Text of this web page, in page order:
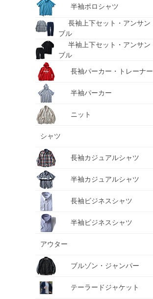
半袖ポロシャツ
長袖上下セット・アンサン
ブル
半袖上下セット・アンサン
ブル
長袖パーカー・トレーナー
半袖パーカー
ニット
シャツ
長袖カジュアルシャツ
半袖カジュアルシャツ
長袖ビジネスシャツ
半袖ビジネスシャツ
アウター
ブルゾン・ジャンパー
テーラードジャケット